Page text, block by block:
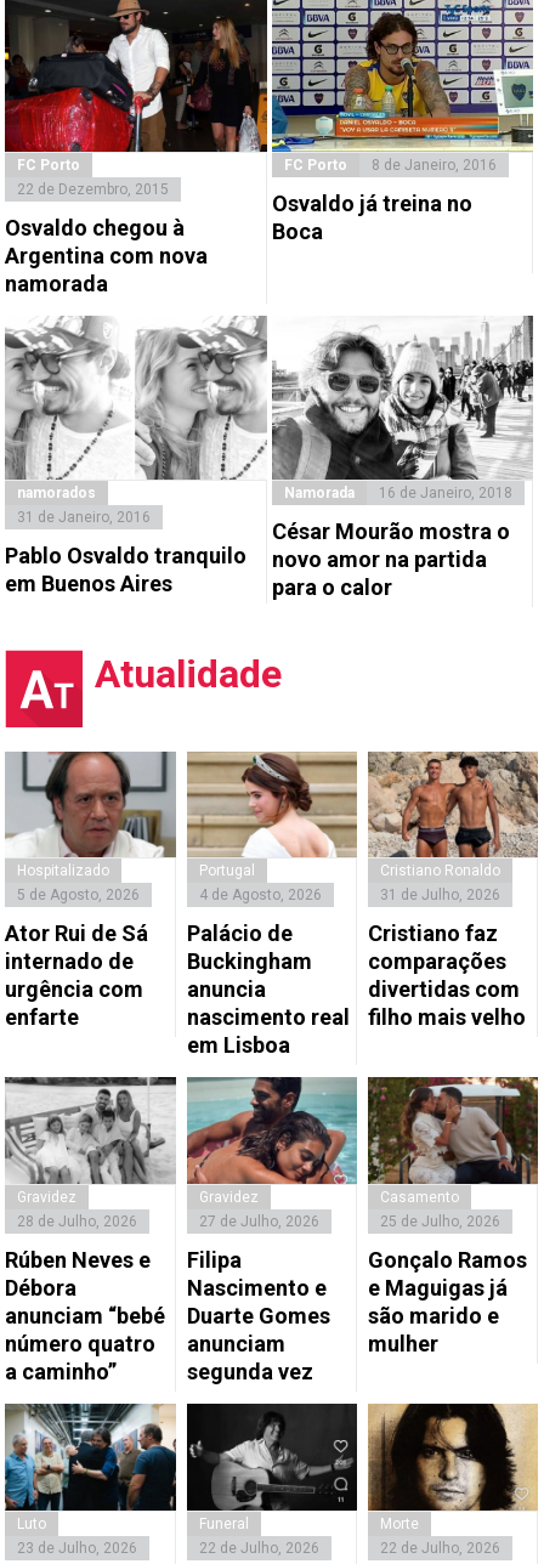
FC Porto
22 de Dezembro, 2015
Osvaldo chegou à
Argentina com nova
namorada
FC Porto 8 de Janeiro, 2016
Osvaldo já treina no
Boca
namorados
31 de Janeiro, 2016
Pablo Osvaldo tranquilo
em Buenos Aires
Namorada 16 de Janeiro, 2018
César Mourão mostra o
novo amor na partida
para o calor
Atualidade
Hospitalizado
5 de Agosto, 2026
Ator Rui de Sá
internado de
urgência com
enfarte
Portugal
4 de Agosto, 2026
Palácio de
Buckingham
anuncia
nascimento real
em Lisboa
Cristiano Ronaldo
31 de Julho, 2026
Cristiano faz
comparações
divertidas com
filho mais velho
Gravidez
28 de Julho, 2026
Rúben Neves e
Débora
anunciam “bebé
número quatro
a caminho”
Gravidez
27 de Julho, 2026
Filipa
Nascimento e
Duarte Gomes
anunciam
segunda vez
Casamento
25 de Julho, 2026
Gonçalo Ramos
e Maguigas já
são marido e
mulher
Luto
23 de Julho, 2026
Funeral
22 de Julho, 2026
Morte
22 de Julho, 2026